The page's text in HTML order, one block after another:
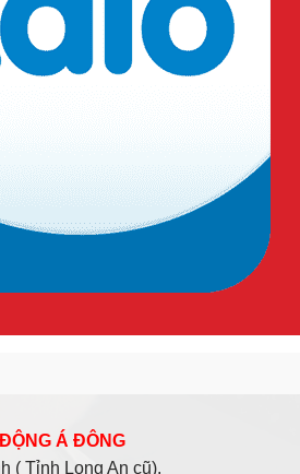
Á ĐÔNG
( Tỉnh Long An cũ).